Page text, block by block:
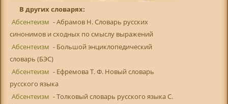
В других словарях:
Абсентеизм - Абрамов Н. Словарь русских
синонимов и сходных по смыслу выражений
Абсентеизм - Большой энциклопедический
словарь (БЭС)
Абсентеизм - Ефремова Т. Ф. Новый словарь
русского языка
Абсентеизм - Толковый словарь русского языка С.